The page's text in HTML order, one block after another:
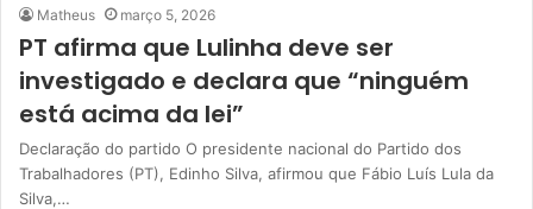
Matheus março 5, 2026
PT afirma que Lulinha deve ser
investigado e declara que “ninguém
está acima da lei”
Declaração do partido O presidente nacional do Partido dos
Trabalhadores (PT), Edinho Silva, afirmou que Fábio Luís Lula da
Silva,…